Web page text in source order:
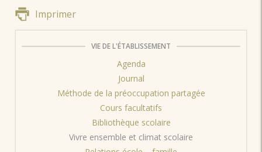
Imprimer
VIE DE L'ÉTABLISSEMENT
Agenda
Journal
Méthode de la préoccupation partagée
Cours facultatifs
Bibliothèque scolaire
Vivre ensemble et climat scolaire